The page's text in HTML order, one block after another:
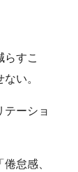
すこ
い。
ーショ
怠感、